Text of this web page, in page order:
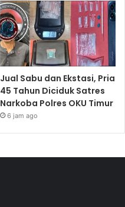
Jual Sabu dan Ekstasi, Pria
45 Tahun Diciduk Satres
Narkoba Polres OKU Timur
6 jam ago